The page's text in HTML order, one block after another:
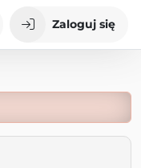
Zaloguj się